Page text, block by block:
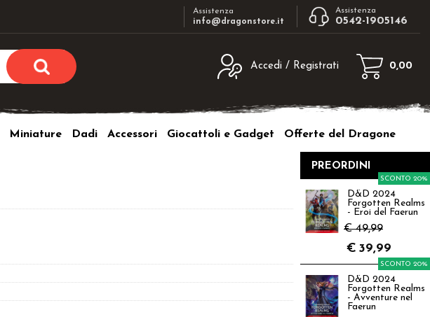
Assistenza
info@dragonstore.it
Assistenza
0542-1905146
Accedi / Registrati
utente e la password e poi clicca sul
Password:
sito clicca sul pulsante "Registrati"
0,00
Miniature Dadi Accessori Giocattoli e Gadget Offerte del Dragone
PREORDINI
D&D 2024
Forgotten Realms
- Eroi del Faerun
€ 49,99
SCONTO 20%
€ 39,99
D&D 2024
Forgotten Realms
- Avventure nel
Faerun
SCONTO 20%